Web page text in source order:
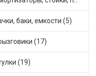
баки, емкости (5)
(17)
(19)